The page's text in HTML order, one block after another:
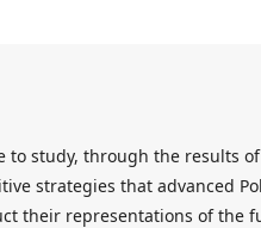
to study, through the results
strategies that advanced
their representations of the